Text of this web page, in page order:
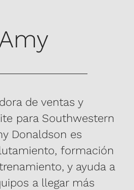
de ventas y
para Southwestern
Donaldson es
formación
y ayuda a
a llegar más